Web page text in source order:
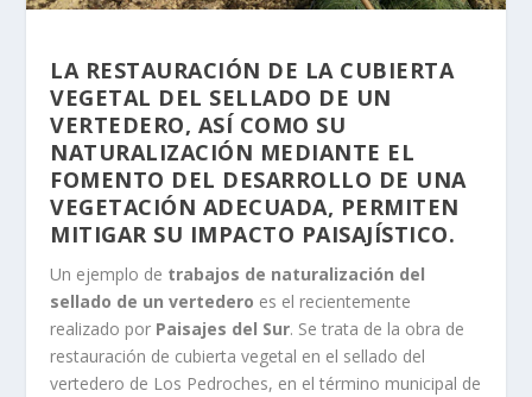
LA RESTAURACIÓN DE LA CUBIERTA
VEGETAL DEL SELLADO DE UN
VERTEDERO, ASÍ COMO SU
NATURALIZACIÓN MEDIANTE EL
FOMENTO DEL DESARROLLO DE UNA
VEGETACIÓN ADECUADA, PERMITEN
MITIGAR SU IMPACTO PAISAJÍSTICO.
Un ejemplo de trabajos de naturalización del
sellado de un vertedero es el recientemente
realizado por Paisajes del Sur. Se trata de la obra de
restauración de cubierta vegetal en el sellado del
vertedero de Los Pedroches, en el término municipal de